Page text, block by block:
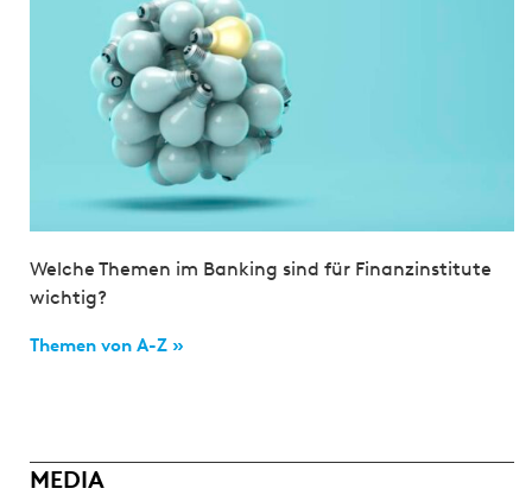
Welche Themen im Banking sind für Finanzinstitute
wichtig?
Themen von A-Z »
MEDIA